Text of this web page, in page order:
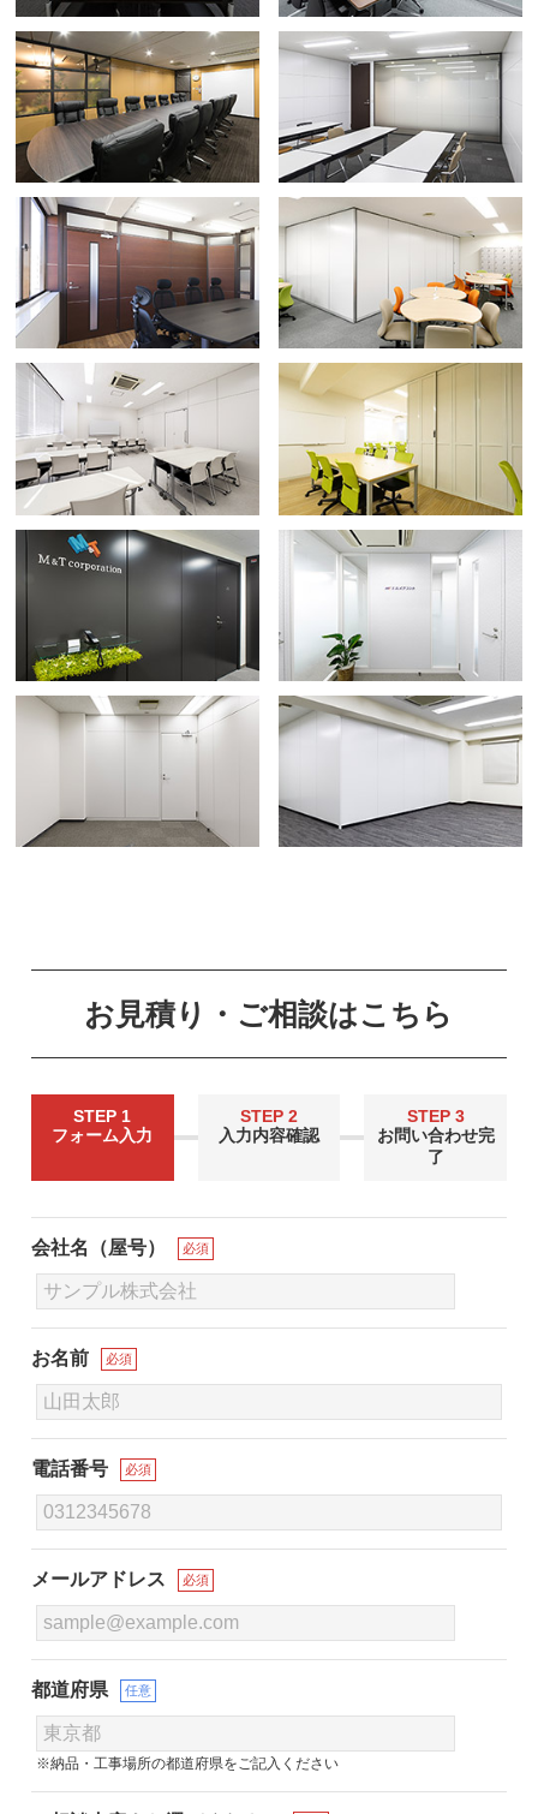
お見積り・ご相談はこちら
STEP 1
フォーム入力
STEP 2
入力内容確認
STEP 3
お問い合わせ完
了
会社名（屋号） 必須
お名前 必須
電話番号 必須
メールアドレス 必須
都道府県 任意
※納品・工事場所の都道府県をご記入ください